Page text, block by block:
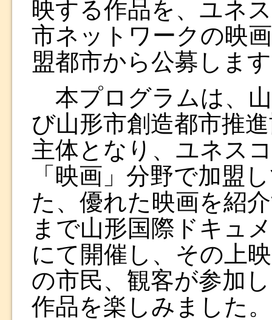
映する作品を、ユネ
市ネットワークの映
盟都市から公募しま
本プログラムは、
び山形市創造都市推
主体となり、ユネス
「映画」分野で加盟
た、優れた映画を紹
まで山形国際ドキュ
にて開催し、その上
の市民、観客が参加
作品を楽しみました。